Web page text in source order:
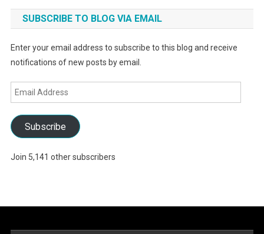
SUBSCRIBE TO BLOG VIA EMAIL
Enter your email address to subscribe to this blog and receive
notifications of new posts by email.
Email
Address
Subscribe
Join 5,141 other subscribers